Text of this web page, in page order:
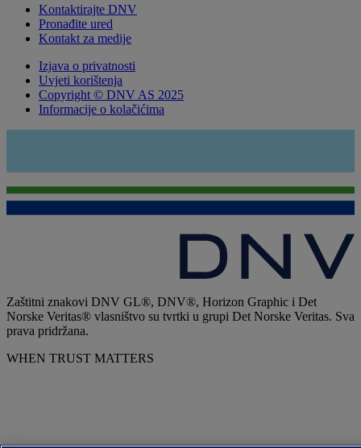
Kontaktirajte DNV
Pronađite ured
Kontakt za medije
Izjava o privatnosti
Uvjeti korištenja
Copyright © DNV AS 2025
Informacije o kolačićima
Zaštitni znakovi DNV GL®, DNV®, Horizon Graphic i Det
Norske Veritas® vlasništvo su tvrtki u grupi Det Norske Veritas. Sva
prava pridržana.
WHEN TRUST MATTERS